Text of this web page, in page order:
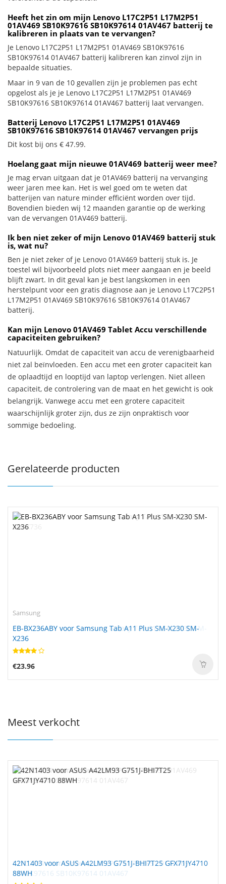
Heeft het zin om mijn Lenovo L17C2P51 L17M2P51
01AV469 SB10K97616 SB10K97614 01AV467 batterij te
kalibreren in plaats van te vervangen?
Je Lenovo L17C2P51 L17M2P51 01AV469 SB10K97616
SB10K97614 01AV467 batterij kalibreren kan zinvol zijn in
bepaalde situaties.
Maar in 9 van de 10 gevallen zijn je problemen pas echt
opgelost als je je Lenovo L17C2P51 L17M2P51 01AV469
SB10K97616 SB10K97614 01AV467 batterij laat vervangen.
Batterij Lenovo L17C2P51 L17M2P51 01AV469
SB10K97616 SB10K97614 01AV467 vervangen prijs
Dit kost bij ons € 47.99.
Hoelang gaat mijn nieuwe 01AV469 batterij weer mee?
Je mag ervan uitgaan dat je 01AV469 batterij na vervanging
weer jaren mee kan. Het is wel goed om te weten dat
batterijen van nature minder efficiënt worden over tijd.
Bovendien bieden wij 12 maanden garantie op de werking
van de vervangen 01AV469 batterij.
Ik ben niet zeker of mijn Lenovo 01AV469 batterij stuk
is, wat nu?
Ben je niet zeker of je Lenovo 01AV469 batterij stuk is. Je
toestel wil bijvoorbeeld plots niet meer aangaan en je beeld
blijft zwart. In dit geval kan je best langskomen in een
herstelpunt voor een gratis diagnose aan je Lenovo L17C2P51
L17M2P51 01AV469 SB10K97616 SB10K97614 01AV467
batterij.
Kan mijn Lenovo 01AV469 Tablet Accu verschillende
capaciteiten gebruiken?
Natuurlijk. Omdat de capaciteit van accu de verenigbaarheid
niet zal beïnvloeden. Een accu met een groter capaciteit kan
de oplaadtijd en looptijd van laptop verlengen. Niet alleen
capaciteit, de controlering van de maat en het gewicht is ook
belangrijk. Vanwege accu met een grotere capaciteit
waarschijnlijk groter zijn, dus ze zijn onpraktisch voor
sommige bedoeling.
Gerelateerde producten
Samsung
EB-BX236ABY voor Samsung Tab A11 Plus SM-X230 SM-
X236
€23.96
Meest verkocht
42N1403 voor ASUS A42LM93 G751J-BHI7T25 GFX71JY4710
88WH